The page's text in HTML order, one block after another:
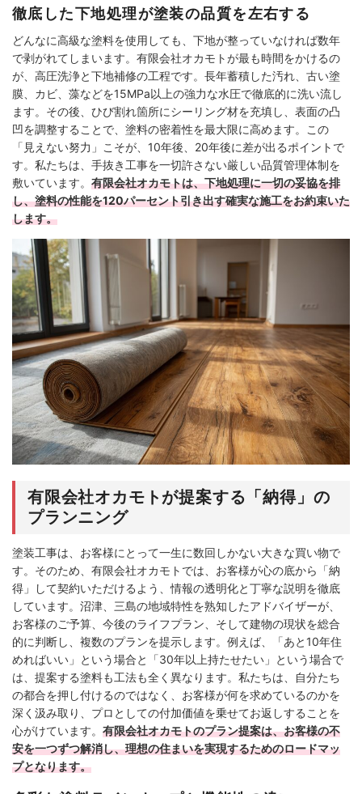
徹底した下地処理が塗装の品質を左右する
どんなに高級な塗料を使用しても、下地が整っていなければ数年
で剥がれてしまいます。有限会社オカモトが最も時間をかけるの
が、高圧洗浄と下地補修の工程です。長年蓄積した汚れ、古い塗
膜、カビ、藻などを15MPa以上の強力な水圧で徹底的に洗い流し
ます。その後、ひび割れ箇所にシーリング材を充填し、表面の凸
凹を調整することで、塗料の密着性を最大限に高めます。この
「見えない努力」こそが、10年後、20年後に差が出るポイントで
す。私たちは、手抜き工事を一切許さない厳しい品質管理体制を
敷いています。 有限会社オカモトは、下地処理に一切の妥協を排
し、塗料の性能を120パーセント引き出す確実な施工をお約束いた
します。
有限会社オカモトが提案する「納得」の
プランニング
塗装工事は、お客様にとって一生に数回しかない大きな買い物で
す。そのため、有限会社オカモトでは、お客様が心の底から「納
得」して契約いただけるよう、情報の透明化と丁寧な説明を徹底
しています。沼津、三島の地域特性を熟知したアドバイザーが、
お客様のご予算、今後のライフプラン、そして建物の現状を総合
的に判断し、複数のプランを提示します。例えば、「あと10年住
めればいい」という場合と「30年以上持たせたい」という場合で
は、提案する塗料も工法も全く異なります。私たちは、自分たち
の都合を押し付けるのではなく、お客様が何を求めているのかを
深く汲み取り、プロとしての付加価値を乗せてお返しすることを
心がけています。 有限会社オカモトのプラン提案は、お客様の不
安を一つずつ解消し、理想の住まいを実現するためのロードマッ
プとなります。